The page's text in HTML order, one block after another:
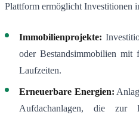
Plattform ermöglicht Investitionen
Immobilienprojekte:
oder Bestandsimmobilien mit
Laufzeiten.
Erneuerbare Energien:
Aufdachanlagen, die zur